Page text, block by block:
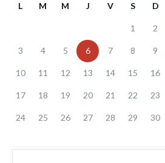
L M M J V S D
1 2
3 4 5 6 7 8 9
10 11 12 13 14 15 16
17 18 19 20 21 22 23
24 25 26 27 28 29 30